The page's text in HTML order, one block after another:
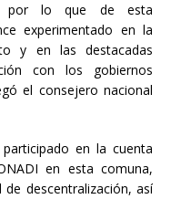
por lo que de esta
experimentado en la
y en las destacadas
con los gobiernos
el consejero nacional
en la cuenta
en esta comuna,
descentralización, así